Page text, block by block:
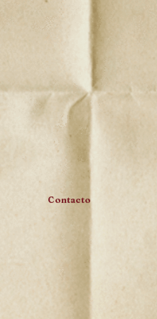
Contacto